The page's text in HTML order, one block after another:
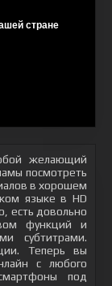
желающий
посмотреть
в хорошем
языке в HD
есть довольно
функций и
субтитрами.
Теперь вы
с любого
под